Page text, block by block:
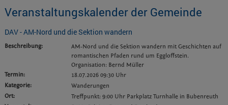
Veranstaltungskalender der Gemeinde
DAV - AM-Nord und die Sektion wandern
Beschreibung:
AM-Nord und die Sektion wandern mit Geschichten auf
romantischen Pfaden rund um Eggloffstein.
Organisation: Bernd Müller
Termin:
18.07.2026 09:30 Uhr
Kategorie:
Wanderungen
Ort:
Treffpunkt: 9:00 Uhr Parkplatz Turnhalle in Bubenreuth